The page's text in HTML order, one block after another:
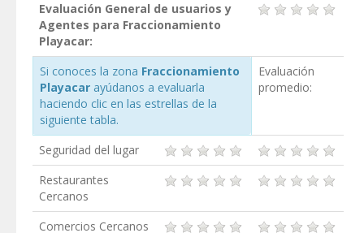
Evaluación General de usuarios y
Agentes para Fraccionamiento
Playacar:
Si conoces la zona Fraccionamiento
Playacar ayúdanos a evaluarla
haciendo clic en las estrellas de la
siguiente tabla.
Evaluación
promedio:
Seguridad del lugar
Restaurantes
Cercanos
Comercios Cercanos